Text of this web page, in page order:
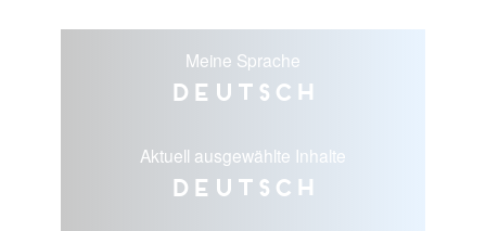
Meine Sprache
Deutsch
Aktuell ausgewählte Inhalte
Deutsch